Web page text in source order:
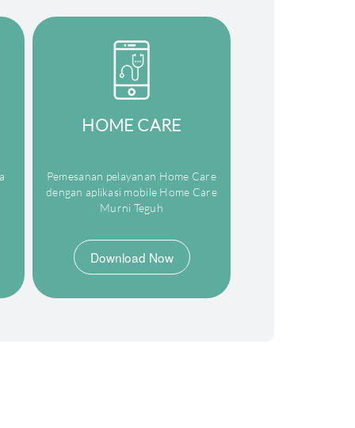
HOME CARE
Pemesanan pelayanan Home Care
dengan aplikasi mobile Home Care
Murni Teguh
Download Now